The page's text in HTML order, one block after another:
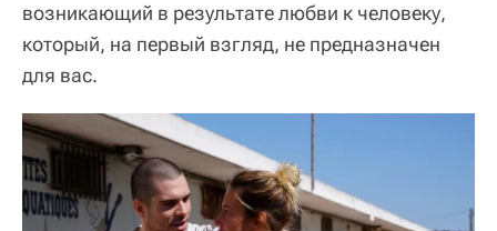
возникающий в результате любви к человеку,
который, на первый взгляд, не предназначен
для вас.